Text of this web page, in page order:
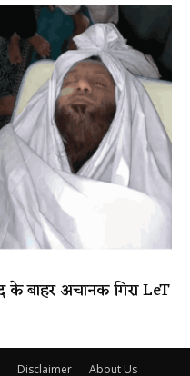
बाहर अचानक गिरा LeT
Disclaimer About Us